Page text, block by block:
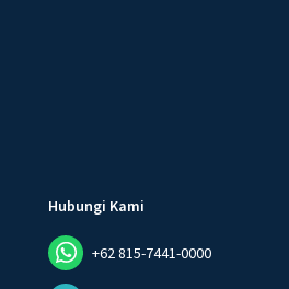
Hubungi Kami
+62 815-7441-0000